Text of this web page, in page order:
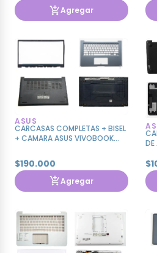
Agregar
ASUS
CARCASAS COMPLETAS + BISEL
+ CAMARA ASUS VIVOBOOK
$190.000
Agregar
DE